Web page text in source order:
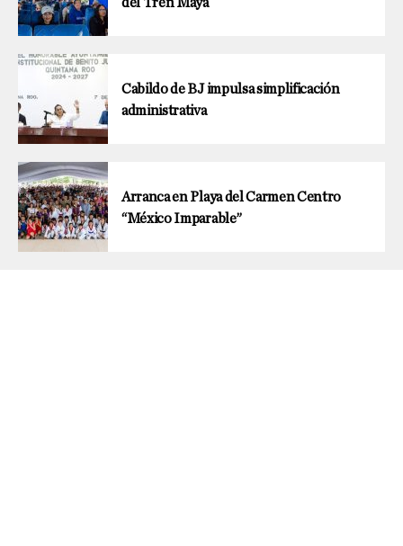
Cabildo de BJ impulsa simplificación
administrativa
Arranca en Playa del Carmen Centro
“México Imparable”